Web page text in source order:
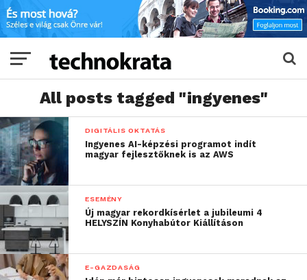
All posts tagged "ingyenes"
DIGITÁLIS OKTATÁS
Ingyenes AI-képzési programot indít
magyar fejlesztőknek is az AWS
ESEMÉNY
Új magyar rekordkísérlet a jubileumi 4
HELYSZÍN Konyhabútor Kiállításon
E-GAZDASÁG